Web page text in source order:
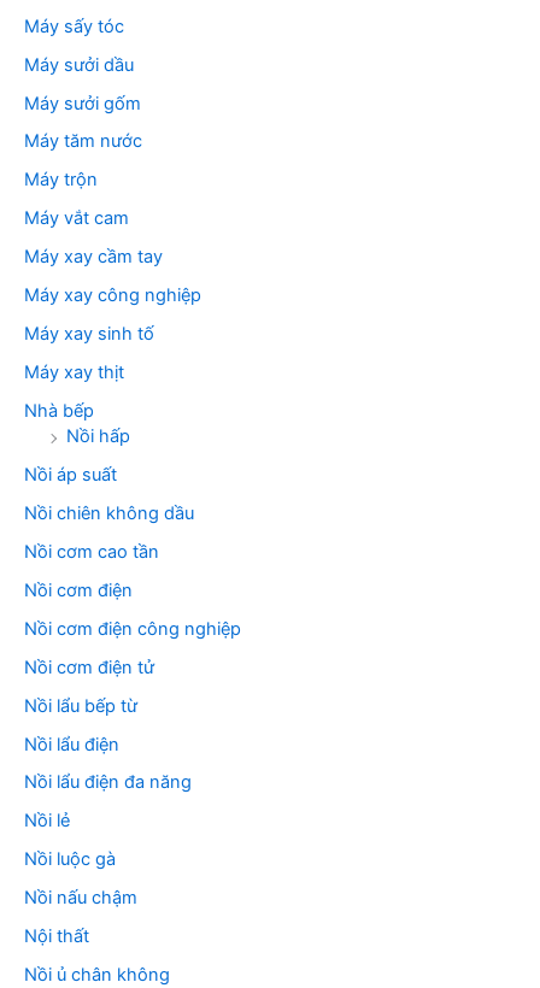
Máy sấy tóc
Máy sưởi dầu
Máy sưởi gốm
Máy tăm nước
Máy trộn
Máy vắt cam
Máy xay cầm tay
Máy xay công nghiệp
Máy xay sinh tố
Máy xay thịt
Nhà bếp
Nồi hấp
Nồi áp suất
Nồi chiên không dầu
Nồi cơm cao tần
Nồi cơm điện
Nồi cơm điện công nghiệp
Nồi cơm điện tử
Nồi lẩu bếp từ
Nồi lẩu điện
Nồi lẩu điện đa năng
Nồi lẻ
Nồi luộc gà
Nồi nấu chậm
Nội thất
Nồi ủ chân không